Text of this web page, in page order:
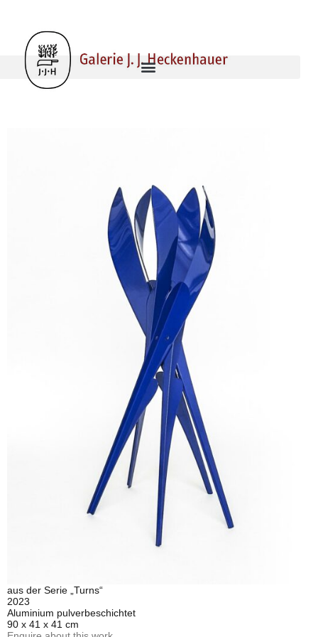
aus der Serie „Turns“
2023
Aluminium pulverbeschichtet
90 x 41 x 41 cm